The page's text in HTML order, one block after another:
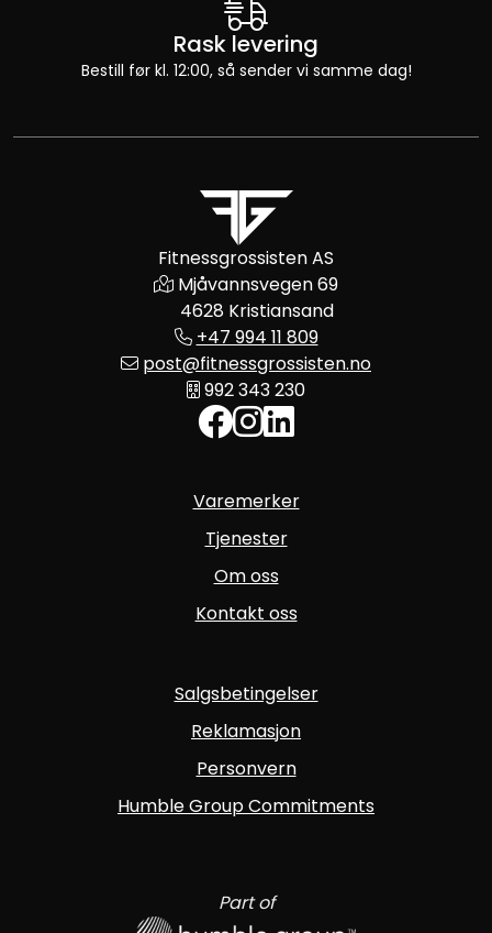
Rask levering
Bestill før kl. 12:00, så sender vi samme dag!
Fitnessgrossisten AS
Mjåvannsvegen 69
4628 Kristiansand
+47 994 11 809
post@fitnessgrossisten.no
992 343 230
Varemerker
Tjenester
Om oss
Kontakt oss
Salgsbetingelser
Reklamasjon
Personvern
Humble Group Commitments
Part of